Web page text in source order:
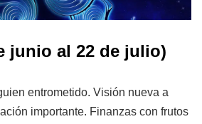
junio al 22 de julio)
entrometido. Visión nueva a
importante. Finanzas con frutos